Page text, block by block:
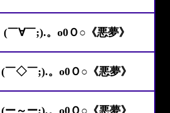
￣∀￣;).。o0Ｏ○《悪夢》
￣◇￣;).。o0Ｏ○《悪夢》
ー～ー;).。o0Ｏ○《悪夢》